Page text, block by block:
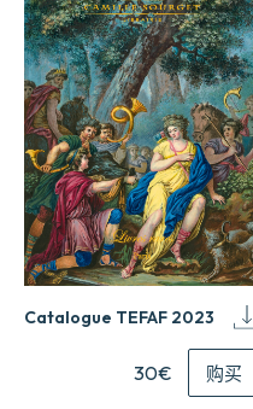
Catalogue TEFAF 2023
30€ 购买